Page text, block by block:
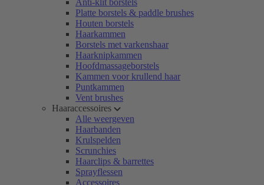
Anti-klit borstels
Platte borstels & paddle brushes
Houten borstels
Haarkammen
Borstels met varkenshaar
Haarknipkammen
Hoofdmassageborstels
Kammen voor krullend haar
Puntkammen
Vent brushes
Haaraccessoires
Alle weergeven
Haarbanden
Krulspelden
Scrunchies
Haarclips & barrettes
Sprayflessen
Accessoires